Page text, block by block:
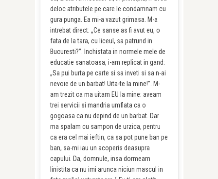
deloc atributele pe care le condamnam cu
gura punga. Ea mi-a vazut grimasa. M-a
intrebat direct: „Ce sanse as fi avut eu, o
fata de la tara, cu liceul, sa patrund in
Bucuresti?”. Inchistata in normele mele de
educatie sanatoasa, i-am replicat in gand:
„Sa pui burta pe carte si sa inveti si sa n-ai
nevoie de un barbat! Uita-te la mine!”. M-
am trezit ca ma uitam EU la mine: aveam
trei servicii si mandria umflata ca o
gogoasa ca nu depind de un barbat. Dar
ma spalam cu sampon de urzica, pentru
ca era cel mai ieftin, ca sa pot pune ban pe
ban, sa-mi iau un acoperis deasupra
capului. Da, domnule, insa dormeam
linistita ca nu imi arunca niciun mascul in